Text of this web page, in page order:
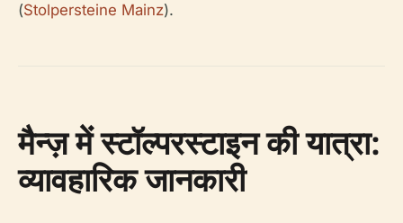
(Stolpersteine Mainz).
मैन्ज़ में स्टॉल्परस्टाइन की यात्रा:
व्यावहारिक जानकारी